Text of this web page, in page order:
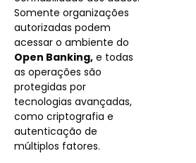
Somente organizações
autorizadas podem
acessar o ambiente do
Open Banking, e todas
as operações são
protegidas por
tecnologias avançadas,
como criptografia e
autenticação de
múltiplos fatores.